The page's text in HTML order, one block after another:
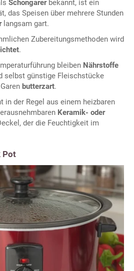
Schongarer bekannt, ist ein
das Speisen über mehrere Stunden
langsam gart.
Zubereitungsmethoden wird
.
bleiben Nährstoffe
selbst günstige Fleischstücke
butterzart.
in der Regel aus einem heizbaren
Keramik- oder
der die Feuchtigkeit im
Pot